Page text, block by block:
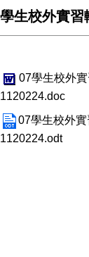
學生校外實習
07學生校外
1120224.doc
07學生校外
1120224.odt